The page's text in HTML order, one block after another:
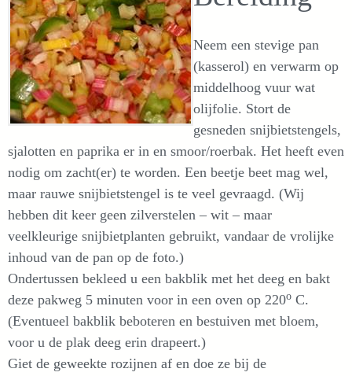
Neem een stevige pan
(kasserol) en verwarm op
middelhoog vuur wat
olijfolie. Stort de
gesneden snijbietstengels,
sjalotten en paprika er in en smoor/roerbak. Het heeft even
nodig om zacht(er) te worden. Een beetje beet mag wel,
maar rauwe snijbietstengel is te veel gevraagd. (Wij
hebben dit keer geen zilverstelen – wit – maar
veelkleurige snijbietplanten gebruikt, vandaar de vrolijke
inhoud van de pan op de foto.)
Ondertussen bekleed u een bakblik met het deeg en bakt
deze pakweg 5 minuten voor in een oven op 220o C.
(Eventueel bakblik beboteren en bestuiven met bloem,
voor u de plak deeg erin drapeert.)
Giet de geweekte rozijnen af en doe ze bij de